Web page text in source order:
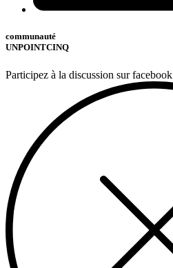
communauté
UNPOINTCINQ
Participez à la discussion sur facebook